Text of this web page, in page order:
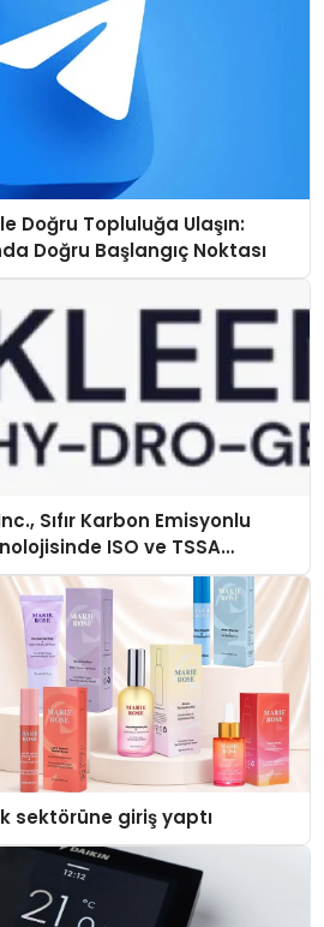
Doğru Topluluğa Ulaşın:
Doğru Başlangıç Noktası
Sıfır Karbon Emisyonlu
ISO ve TSSA
Aldı
sektörüne giriş yaptı